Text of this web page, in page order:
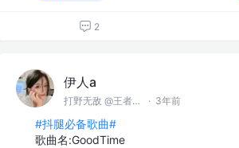
2
伊人a
打野无敌 @王者峡谷 · 3年前
#抖腿必备歌曲#
歌曲名:GoodTime